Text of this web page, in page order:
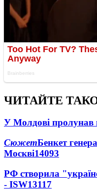
ЧИТАЙТЕ
У Молдові пролунав
СюжетБенкет
Москві14093
РФ створила
- ISW13117